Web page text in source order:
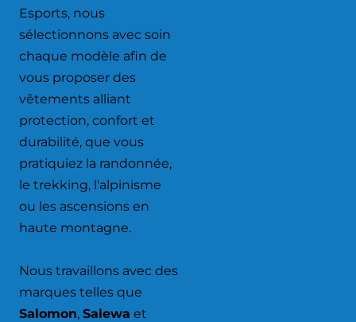
Esports, nous
sélectionnons avec soin
chaque modèle afin de
vous proposer des
vêtements alliant
protection, confort et
durabilité, que vous
pratiquiez la randonnée,
le trekking, l'alpinisme
ou les ascensions en
haute montagne.
Nous travaillons avec des
marques telles que
Salomon, Salewa et